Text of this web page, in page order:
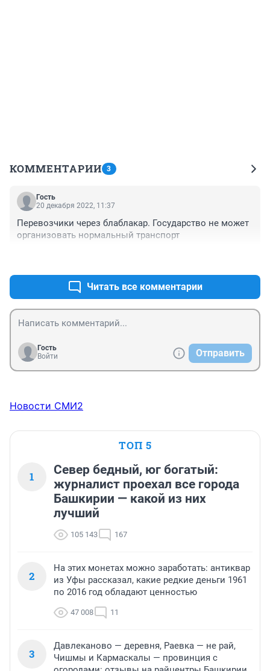
КОММЕНТАРИИ 3
Гость
20 декабря 2022, 11:37
Перевозчики через блаблакар. Государство не может
организовать нормальный транспорт
Читать все комментарии
Гость
Войти
Отправить
Новости СМИ2
ТОП 5
1
Север бедный, юг богатый:
журналист проехал все города
Башкирии — какой из них
лучший
105 143 167
2
На этих монетах можно заработать: антиквар
из Уфы рассказал, какие редкие деньги 1961
по 2016 год обладают ценностью
47 008 11
3
Давлеканово — деревня, Раевка — не рай,
Чишмы и Кармаскалы — провинция с